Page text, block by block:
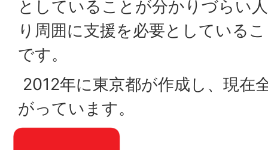
としていることが分かりづらい
り周囲に支援を必要としている
です。
2012年に東京都が作成し、現在
がっています。